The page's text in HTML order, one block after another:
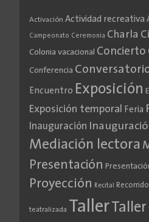
Activación Actividad recreativa
Campeonato Ceremonia Charla
Colonia vacacional Concierto
Conferencia
Encuentro Exposición
Exposición temporal Feria
Inauguración
Mediación lectora
Presentación
Proyección Recital Recorrido
teatralizada Taller Taller